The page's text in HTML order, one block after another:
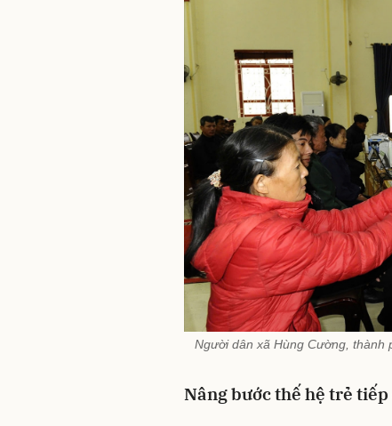
Người dân xã Hùng Cường, thành
Nâng bước thế hệ trẻ